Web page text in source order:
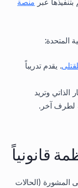
عبر منصة
المتحدة:
. يقدم تدريباً
وتريد
لطرف آخر.
قانونياً
(الحالات